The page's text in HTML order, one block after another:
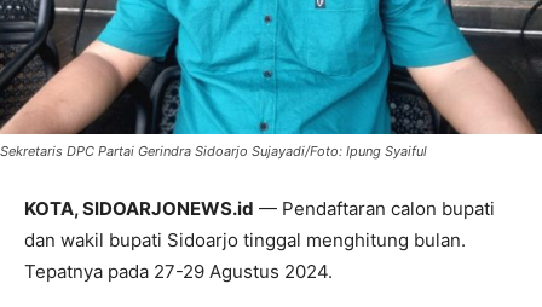
Sekretaris DPC Partai Gerindra Sidoarjo Sujayadi/Foto: Ipung Syaiful
KOTA, SIDOARJONEWS.id — Pendaftaran calon bupati
dan wakil bupati Sidoarjo tinggal menghitung bulan.
Tepatnya pada 27-29 Agustus 2024.